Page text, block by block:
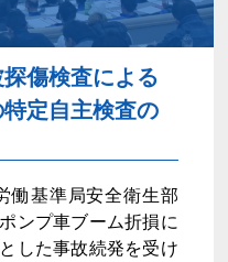
傷検査による
定自主検査の
働基準局安全衛生部
ンプ車ブーム折損に
した事故続発を受け